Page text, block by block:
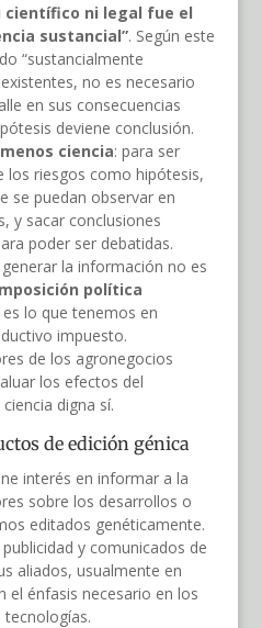
científico ni legal fue el
sustancial”. Según este
“sustancialmente
no es necesario
en sus consecuencias
deviene conclusión.
ciencia: para ser
los riesgos como hipótesis,
se puedan observar en
y sacar conclusiones
poder ser debatidas.
la información no es
política
es lo que tenemos en
impuesto.
de los agronegocios
los efectos del
digna sí.
de edición génica
interés en informar a la
sobre los desarrollos o
editados genéticamente.
y comunicados de
aliados, usualmente en
el énfasis necesario en los